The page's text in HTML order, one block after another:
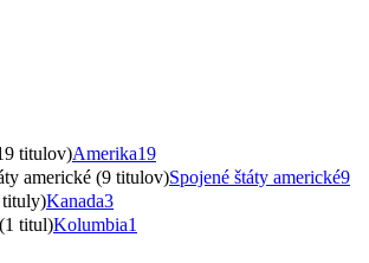
titulov)Amerika19
americké (9 titulov)Spojené štáty americké9
tituly)Kanada3
titul)Kolumbia1